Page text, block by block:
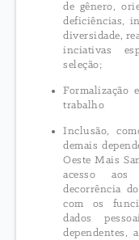
de gênero,
deficiências,
diversidade,
inciativas
seleção;
Formalização
trabalho
Inclusão,
demais
Oeste Mais
acesso aos
decorrência
com os
dados
dependentes,